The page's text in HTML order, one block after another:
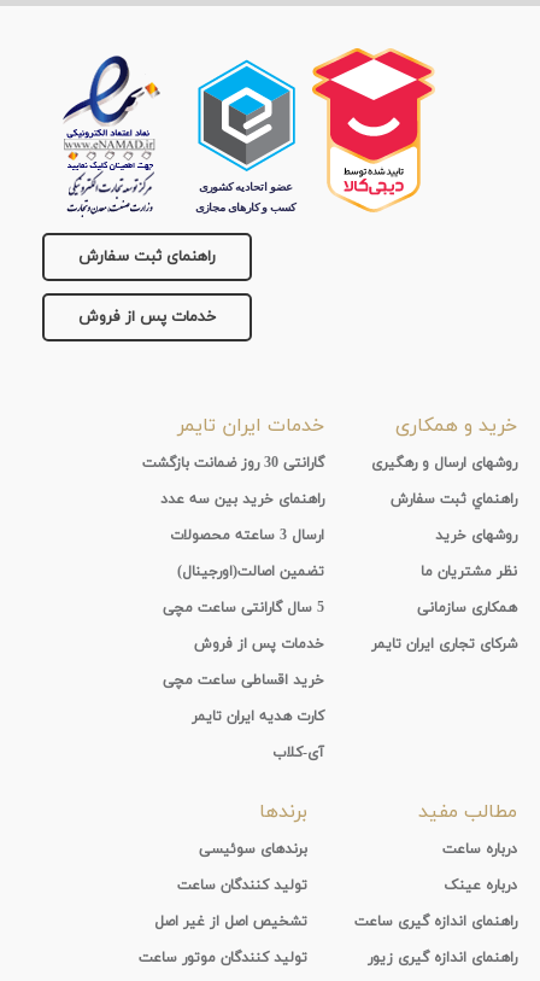
راهنمای ثبت سفارش
خدمات پس از فروش
خرید و همکاری
روشهای ارسال و رهگیری
راهنماي ثبت سفارش
روشهای خرید
نظر مشتریان ما
همکاری سازمانی
شرکای تجاری ایران تایمر
خدمات ایران تایمر
گارانتی 30 روز ضمانت بازگشت
راهنمای خرید بین سه عدد
ارسال 3 ساعته محصولات
تضمین اصالت(اورجینال)
5 سال گارانتی ساعت مچی
خدمات پس از فروش
خرید اقساطی ساعت مچی
کارت هدیه ایران تایمر
آی-کلاب
مطالب مفید
درباره ساعت
درباره عینک
راهنمای اندازه گیری ساعت
راهنمای اندازه گیری زیور
برندها
برندهای سوئیسی
تولید کنندگان ساعت
تشخیص اصل از غیر اصل
تولید کنندگان موتور ساعت